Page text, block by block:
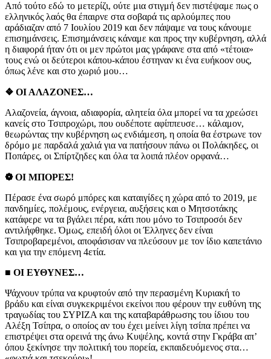
Από τούτο εδώ το μετερίζι, ούτε μια στιγμή δεν πιστέψαμε πως ο
ελληνικός λαός θα έπαιρνε στα σοβαρά τις αρλούμπες που
αράδιαζαν από 7 Ιουλίου 2019 και δεν πάψαμε να τους κάνουμε
επισημάνσεις. Επισημάνσεις κάναμε και προς την κυβέρνηση, αλλά
η διαφορά ήταν ότι οι μεν πρώτοι μας γράφανε στα από «τέτοια»
τους ενώ οι δεύτεροι κάπου-κάπου έστηναν κι ένα ευήκοον ους,
όπως λένε και στο χωριό μου…
❖ ΟΙ ΑΛΑΖΟΝΕΣ…
Αλαζονεία, άγνοια, αδιαφορία, αλητεία όλα μπορεί να τα χρεώσει
κανείς στο Τσιπροχώρι, που ουδέποτε αφίππευσε… κάλαμον,
θεωρώντας την κυβέρνηση ως ενδιάμεση, η οποία θα έστρωνε τον
δρόμο με παρδαλά χαλιά για να πατήσουν πάνω οι Πολάκηδες, οι
Ποπάρες, οι Σπίρτζηδες και όλα τα λοιπά πλέον ορφανά…
❁ ΟΙ ΜΠΟΡΕΣ!
Πέρασε ένα σωρό μπόρες και καταιγίδες η χώρα από το 2019, με
πανδημίες, πολέμους, ενέργεια, αυξήσεις και ο Μητσοτάκης
κατάφερε να τα βγάλει πέρα, κάτι που μόνο το Τσιπροσόι δεν
αντιλήφθηκε. Όμως, επειδή όλοι οι Έλληνες δεν είναι
Τσιπροβαρεμένοι, αποφάσισαν να πλεύσουν με τον ίδιο καπετάνιο
και για την επόμενη 4ετία.
■ ΟΙ ΕΥΘΥΝΕΣ…
Ψάχνουν τρύπα να κρυφτούν από την περασμένη Κυριακή το
βράδυ και είναι συγκεκριμένοι εκείνοι που φέρουν την ευθύνη της
τραγωδίας του ΣΥΡΙΖΑ και της καταβαράθρωσης του ίδιου του
Αλέξη Τσίπρα, ο οποίος αν του έχει μείνει λίγη τσίπα πρέπει να
επιστρέψει στα ορεινά της άνω Κυψέλης, κοντά στην Γκράβα απ’
όπου ξεκίνησε την πολιτική του πορεία, εκπαιδευόμενος στα…